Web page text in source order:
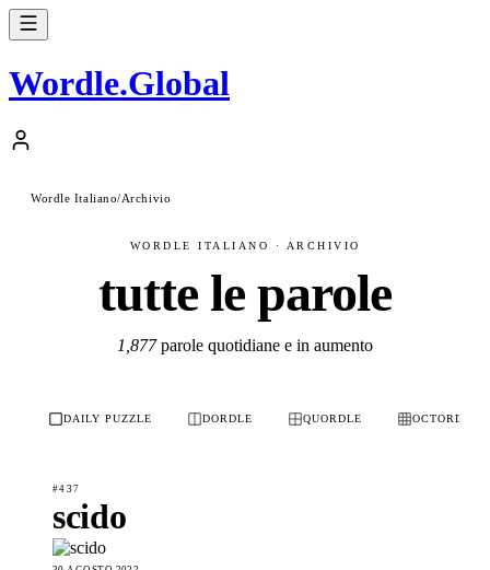
Wordle.Global
Wordle Italiano/Archivio
WORDLE ITALIANO · ARCHIVIO
tutte le parole
1,877parole quotidiane e in aumento
DAILY PUZZLE DORDLE QUORDLE OCTORDLE
#437
scido